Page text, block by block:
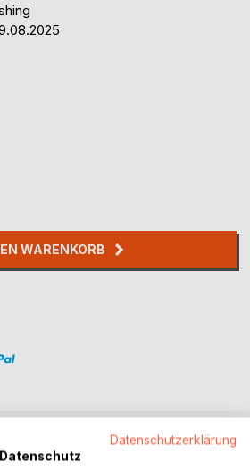
WARENKORB
Datenschutzerklärung